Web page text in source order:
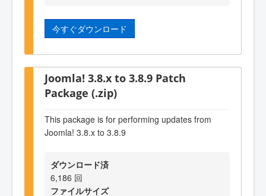
今すぐダウンロード
Joomla! 3.8.x to 3.8.9 Patch
Package (.zip)
This package is for performing updates from
Joomla! 3.8.x to 3.8.9
ダウンロード済
6,186 回
ファイルサイズ